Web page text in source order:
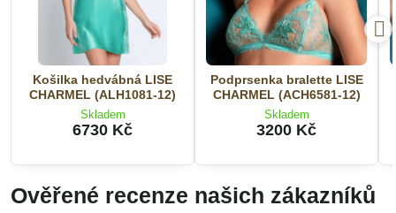
Košilka hedvábná LISE
CHARMEL (ALH1081-12)
Skladem
6730 Kč
Podprsenka bralette LISE
CHARMEL (ACH6581-12)
Skladem
3200 Kč
Ověřené recenze našich zákazníků